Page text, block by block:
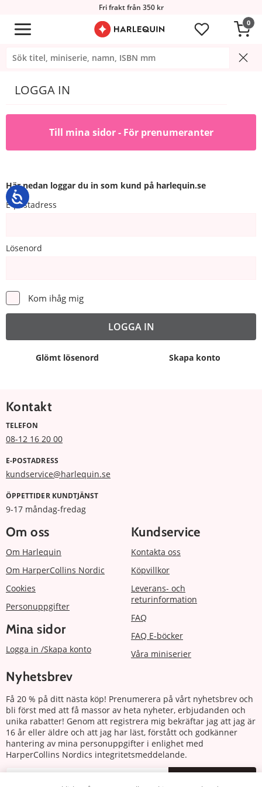
Fri frakt från 350 kr
0
LOGGA IN
Till mina sidor - För prenumeranter
Här nedan loggar du in som kund på harlequin.se
E-postadress
Lösenord
Kom ihåg mig
Glömt lösenord Skapa konto
Kontakt
TELEFON
08-12 16 20 00
E-POSTADRESS
kundservice@harlequin.se
ÖPPETTIDER KUNDTJÄNST
9-17 måndag-fredag
Om oss
Om Harlequin
Om HarperCollins Nordic
Cookies
Personuppgifter
Mina sidor
Logga in /Skapa konto
Kundservice
Kontakta oss
Köpvillkor
Leverans- och
returinformation
FAQ
FAQ E-böcker
Våra miniserier
Nyhetsbrev
Få 20 % på ditt nästa köp! Prenumerera på vårt nyhetsbrev och
bli först med att få massor av heta nyheter, erbjudanden och
unika rabatter! Genom att registrera mig bekräftar jag att jag är
16 år eller äldre och att jag har läst, förstått och godkänner
hantering av mina personuppgifter i enlighet med
HarperCollins Nordics integritetsmeddelande.